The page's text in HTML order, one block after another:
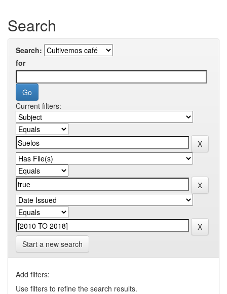
Search
Search:
for
Current filters:
Start a new search
Add filters:
Use filters to refine the search results.